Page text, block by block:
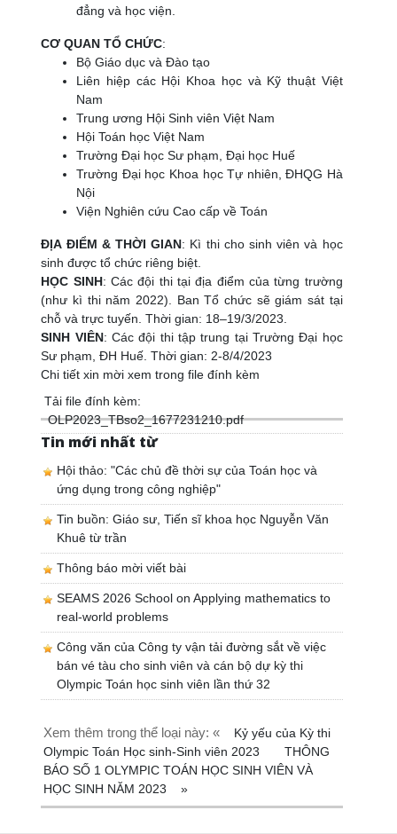
đẳng và học viện.
CƠ QUAN TỔ CHỨC:
Bộ Giáo dục và Đào tạo
Liên hiệp các Hội Khoa học và Kỹ thuật Việt
Nam
Trung ương Hội Sinh viên Việt Nam
Hội Toán học Việt Nam
Trường Đại học Sư phạm, Đại học Huế
Trường Đại học Khoa học Tự nhiên, ĐHQG Hà
Nội
Viện Nghiên cứu Cao cấp về Toán
ĐỊA ĐIỂM & THỜI GIAN: Kì thi cho sinh viên và học
sinh được tổ chức riêng biệt.
HỌC SINH: Các đội thi tại địa điểm của từng trường
(như kì thi năm 2022). Ban Tổ chức sẽ giám sát tại
chỗ và trực tuyến. Thời gian: 18–19/3/2023.
SINH VIÊN: Các đội thi tập trung tại Trường Đại học
Sư phạm, ĐH Huế. Thời gian: 2-8/4/2023
Chi tiết xin mời xem trong file đính kèm
Tải file đính kèm:
OLP2023_TBso2_1677231210.pdf
Tin mới nhất từ
Hội thảo: "Các chủ đề thời sự của Toán học và
ứng dụng trong công nghiệp"
Tin buồn: Giáo sư, Tiến sĩ khoa học Nguyễn Văn
Khuê từ trần
Thông báo mời viết bài
SEAMS 2026 School on Applying mathematics to
real-world problems
Công văn của Công ty vận tải đường sắt về việc
bán vé tàu cho sinh viên và cán bộ dự kỳ thi
Olympic Toán học sinh viên lần thứ 32
Xem thêm trong thể loại này: «
Kỷ yếu của Kỳ thi
Olympic Toán Học sinh-Sinh viên 2023
THÔNG
BÁO SỐ 1 OLYMPIC TOÁN HỌC SINH VIÊN VÀ
HỌC SINH NĂM 2023
»